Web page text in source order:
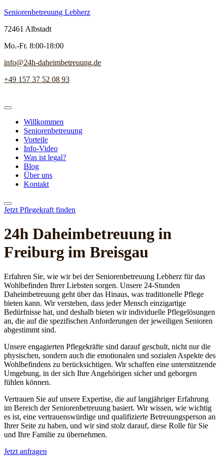
Seniorenbetreuung Lebherz
72461 Albstadt
Mo.-Fr. 8:00-18:00
info@24h-daheimbetreuung.de
+49 157 37 52 08 93
Willkommen
Seniorenbetreuung
Vorteile
Info-Video
Was ist legal?
Blog
Über uns
Kontakt
Jetzt Pflegekraft finden
24h Daheim­betreuung in
Freiburg im Breisgau
Erfahren Sie, wie wir bei der Seniorenbetreuung Lebherz für das
Wohlbefinden Ihrer Liebsten sorgen. Unsere 24-Stunden
Daheimbetreuung geht über das Hinaus, was traditionelle Pflege
bieten kann. Wir verstehen, dass jeder Mensch einzigartige
Bedürfnisse hat, und deshalb bieten wir individuelle Pflegelösungen
an, die auf die spezifischen Anforderungen der jeweiligen Senioren
abgestimmt sind.
Unsere engagierten Pflegekräfte sind darauf geschult, nicht nur die
physischen, sondern auch die emotionalen und sozialen Aspekte des
Wohlbefindens zu berücksichtigen. Wir schaffen eine unterstützende
Umgebung, in der sich Ihre Angehörigen sicher und geborgen
fühlen können.
Vertrauen Sie auf unsere Expertise, die auf langjähriger Erfahrung
im Bereich der Seniorenbetreuung basiert. Wir wissen, wie wichtig
es ist, eine vertrauenswürdige und qualifizierte Betreuungsperson an
Ihrer Seite zu haben, und wir sind stolz darauf, diese Rolle für Sie
und Ihre Familie zu übernehmen.
Jetzt anfragen